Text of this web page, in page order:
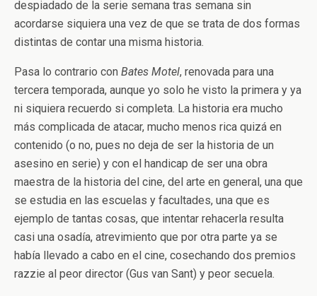
despiadado de la serie semana tras semana sin
acordarse siquiera una vez de que se trata de dos formas
distintas de contar una misma historia.
Pasa lo contrario con Bates Motel, renovada para una
tercera temporada, aunque yo solo he visto la primera y ya
ni siquiera recuerdo si completa. La historia era mucho
más complicada de atacar, mucho menos rica quizá en
contenido (o no, pues no deja de ser la historia de un
asesino en serie) y con el handicap de ser una obra
maestra de la historia del cine, del arte en general, una que
se estudia en las escuelas y facultades, una que es
ejemplo de tantas cosas, que intentar rehacerla resulta
casi una osadía, atrevimiento que por otra parte ya se
había llevado a cabo en el cine, cosechando dos premios
razzie al peor director (Gus van Sant) y peor secuela.